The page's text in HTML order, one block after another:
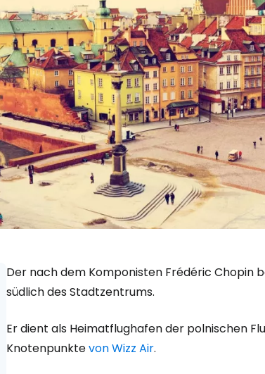
Der nach dem Komponisten Frédéric Chopin
südlich des Stadtzentrums.
Er dient als Heimatflughafen der polnischen
Knotenpunktevon Wizz Air.